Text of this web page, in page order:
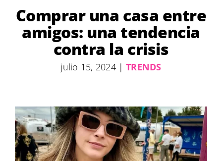
Comprar una casa entre
amigos: una tendencia
contra la crisis
julio 15, 2024 | TRENDS